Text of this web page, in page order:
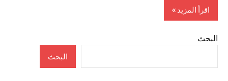
اقرأ المزيد
Internet
البحث
البحث